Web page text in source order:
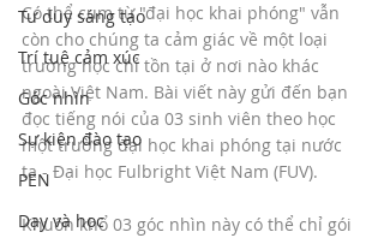
Tư duy sáng tạo
Trí tuệ cảm xúc
Góc nhìn
Sự kiện đào tạo
PEN
Dạy và học
Có thể cụm từ "đại học khai phóng" vẫn
còn cho chúng ta cảm giác về một loại
trường học chỉ tồn tại ở nơi nào khác
ngoài Việt Nam. Bài viết này gửi đến bạn
đọc tiếng nói của 03 sinh viên theo học
một trường đại học khai phóng tại nước
ta - Đại học Fulbright Việt Nam (FUV).
Khuôn khổ 03 góc nhìn này có thể chỉ gói